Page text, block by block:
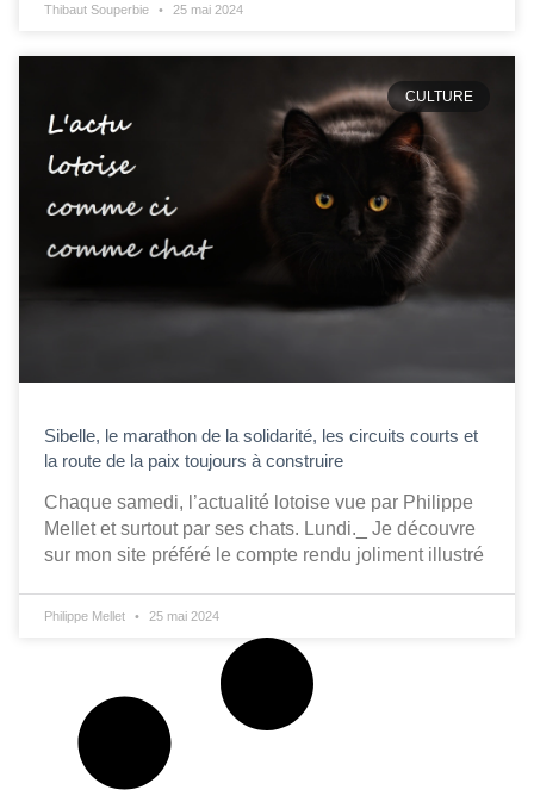
Thibaut Souperbie 25 mai 2024
CULTURE
Sibelle, le marathon de la solidarité, les circuits courts et
la route de la paix toujours à construire
Chaque samedi, l’actualité lotoise vue par Philippe
Mellet et surtout par ses chats. Lundi._ Je découvre
sur mon site préféré le compte rendu joliment illustré
Philippe Mellet 25 mai 2024